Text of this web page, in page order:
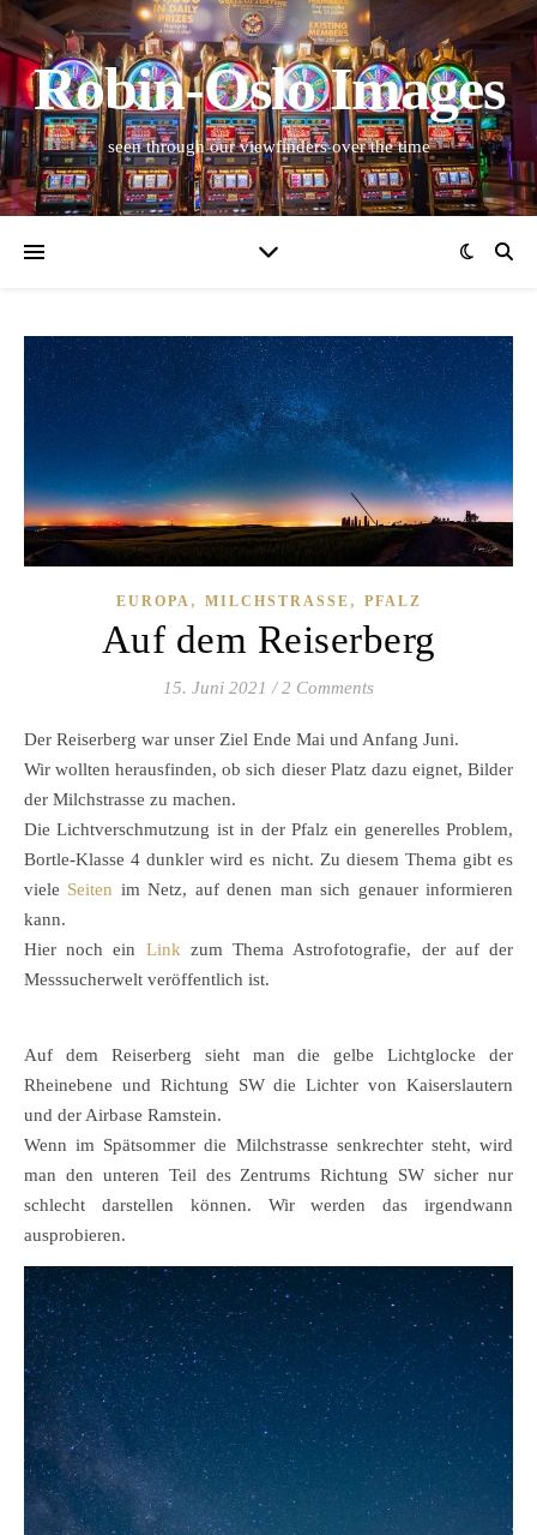
Robin-Oslo Images
seen through our viewfinders over the time
EUROPA , MILCHSTRASSE , PFALZ
Auf dem Reiserberg
15. Juni 2021 / 2 Comments
Der Reiserberg war unser Ziel Ende Mai und Anfang Juni.
Wir wollten herausfinden, ob sich dieser Platz dazu eignet, Bilder
der Milchstrasse zu machen.
Die Lichtverschmutzung ist in der Pfalz ein generelles Problem,
Bortle-Klasse 4 dunkler wird es nicht. Zu diesem Thema gibt es
viele Seiten im Netz, auf denen man sich genauer informieren
kann.
Hier noch ein Link zum Thema Astrofotografie, der auf der
Messsucherwelt veröffentlich ist.
Auf dem Reiserberg sieht man die gelbe Lichtglocke der
Rheinebene und Richtung SW die Lichter von Kaiserslautern
und der Airbase Ramstein.
Wenn im Spätsommer die Milchstrasse senkrechter steht, wird
man den unteren Teil des Zentrums Richtung SW sicher nur
schlecht darstellen können. Wir werden das irgendwann
ausprobieren.